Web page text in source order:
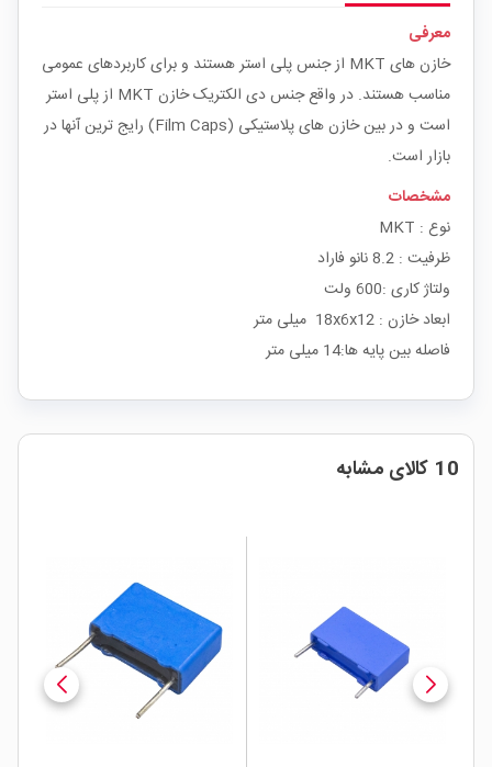
معرفی
خازن های MKT از جنس پلی استر هستند و برای کاربردهای عمومی
مناسب هستند. در واقع جنس دی الکتریک خازن MKT از پلی استر
است و در بین خازن های پلاستیکی (Film Caps) رایج ترین آنها در
بازار است.
مشخصات
نوع : MKT
ظرفیت : 8.2 نانو فاراد
ولتاژ کاری :600 ولت
ابعاد خازن : 18x6x12 میلی متر
فاصله بین پایه ها:14 میلی متر
10 کالای مشابه